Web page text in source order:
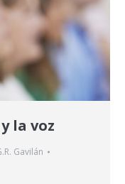
la voz
Gavilán